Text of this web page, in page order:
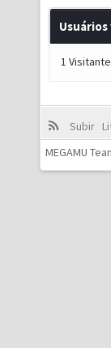
1
Subir
MEGAMU